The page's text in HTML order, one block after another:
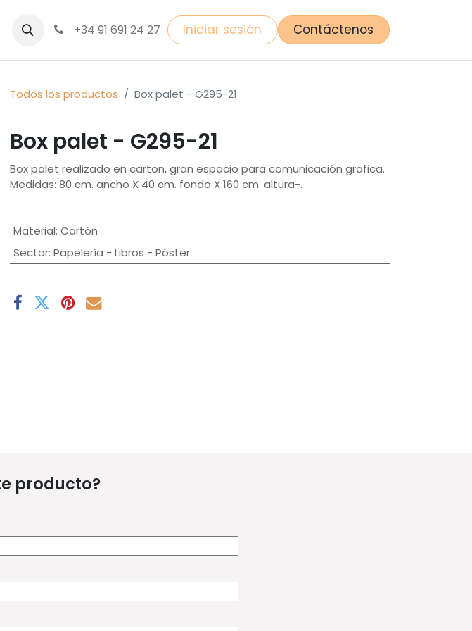
+34 91 691 24 27 Iniciar sesión Contáctenos
Todos los productos Box palet - G295-21
Box palet - G295-21
Box palet realizado en carton, gran espacio para comunicación grafica.
Medidas: 80 cm. ancho X 40 cm. fondo X 160 cm. altura-.
Material: Cartón
Sector: Papelería - Libros - Póster
producto?